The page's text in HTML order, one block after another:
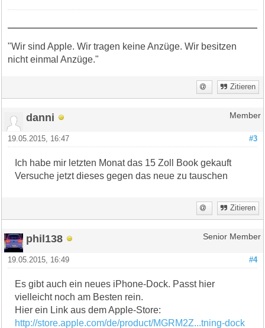
"Wir sind Apple. Wir tragen keine Anzüge. Wir besitzen
nicht einmal Anzüge."
Zitieren
danni Member
#3
19.05.2015, 16:47
Ich habe mir letzten Monat das 15 Zoll Book gekauft
Versuche jetzt dieses gegen das neue zu tauschen
Zitieren
phil138 Senior Member
#4
19.05.2015, 16:49
Es gibt auch ein neues iPhone-Dock. Passt hier
vielleicht noch am Besten rein.
Hier ein Link aus dem Apple-Store:
http://store.apple.com/de/product/MGRM2Z...tning-dock